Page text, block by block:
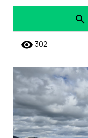
search
remove_red_eye 302